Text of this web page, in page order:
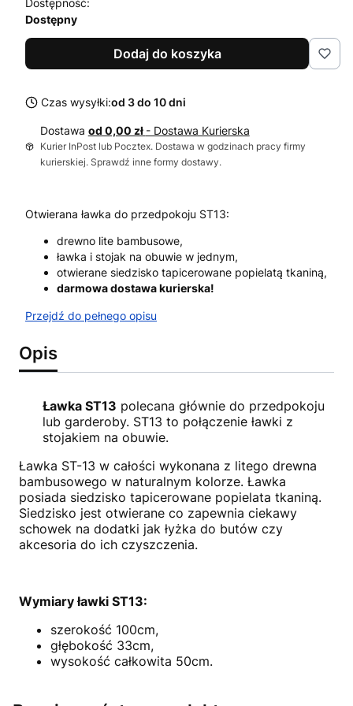
Dostępny
Dodaj do koszyka
Czas wysyłki:od 3 do 10 dni
Dostawa od 0,00 zł - Dostawa Kurierska
Kurier InPost lub Pocztex. Dostawa w godzinach pracy firmy
kurierskiej. Sprawdź inne formy dostawy.
Otwierana ławka do przedpokoju ST13:
drewno lite bambusowe,
ławka i stojak na obuwie w jednym,
otwierane siedzisko tapicerowane popielatą tkaniną,
darmowa dostawa kurierska!
Przejdź do pełnego opisu
Opis
Ławka ST13 polecana głównie do przedpokoju
lub garderoby. ST13 to połączenie ławki z
stojakiem na obuwie.
Ławka ST-13 w całości wykonana z litego drewna
bambusowego w naturalnym kolorze. Ławka
posiada siedzisko tapicerowane popielata tkaniną.
Siedzisko jest otwierane co zapewnia ciekawy
schowek na dodatki jak łyżka do butów czy
akcesoria do ich czyszczenia.
Wymiary ławki ST13:
szerokość 100cm,
głębokość 33cm,
wysokość całkowita 50cm.